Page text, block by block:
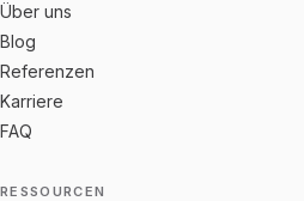
Über uns
Blog
Referenzen
Karriere
FAQ
RESSOURCEN